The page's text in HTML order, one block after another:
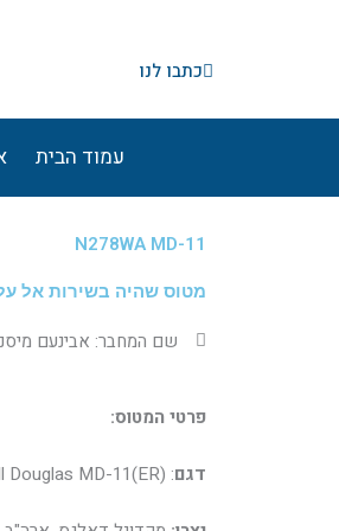
כתבו לנו
עמוד הבית
N278WA MD-11
מטוס שהיה בשירות אל
שם המחבר: אבינעם
פרטי המטוס:
דגם: (McDonnell Douglas MD-11(ER